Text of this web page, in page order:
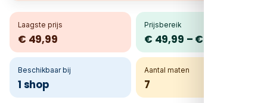
Laagste prijs
€ 49,99
Prijsbereik
€ 49,99 – € 49,99
Beschikbaar bij
1 shop
Aantal maten
7